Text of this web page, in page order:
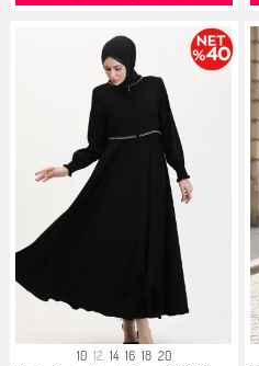
10 12 14 16 18 20